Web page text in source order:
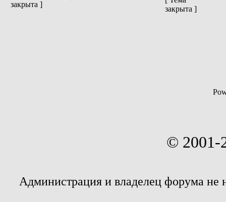
© 2001-
Администрация и владелец форума не